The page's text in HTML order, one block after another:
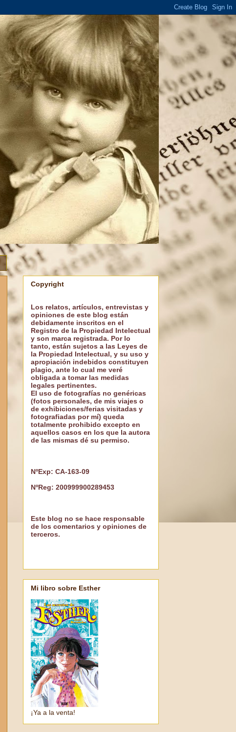
Copyright
Los relatos, artículos, entrevistas y
opiniones de este blog están
debidamente inscritos en el
Registro de la Propiedad Intelectual
y son marca registrada. Por lo
tanto, están sujetos a las Leyes de
la Propiedad Intelectual, y su uso y
apropiación indebidos constituyen
plagio, ante lo cual me veré
obligada a tomar las medidas
legales pertinentes.
El uso de fotografías no genéricas
(fotos personales, de mis viajes o
de exhibiciones/ferias visitadas y
fotografiadas por mí) queda
totalmente prohibido excepto en
aquellos casos en los que la autora
de las mismas dé su permiso.
NºExp: CA-163-09
NºReg: 200999900289453
Este blog no se hace responsable
de los comentarios y opiniones de
terceros.
Mi libro sobre Esther
¡Ya a la venta!